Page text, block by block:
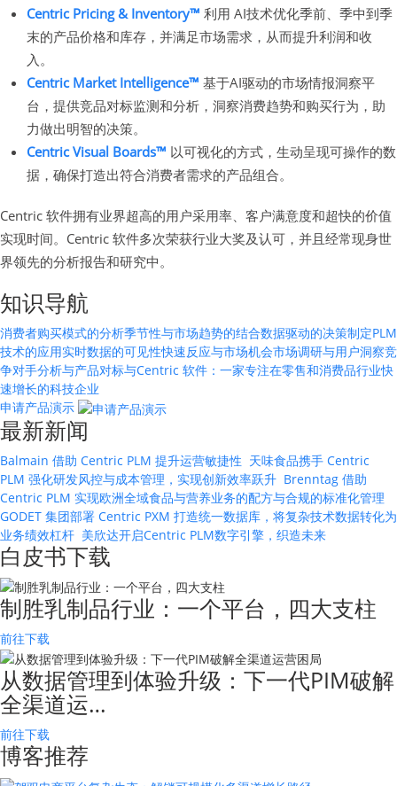
Centric Pricing & Inventory™ 利用 AI技术优化季前、季中到季
末的产品价格和库存，并满足市场需求，从而提升利润和收
入。
Centric Market Intelligence™ 基于AI驱动的市场情报洞察平
台，提供竞品对标监测和分析，洞察消费趋势和购买行为，助
力做出明智的决策。
Centric Visual Boards™ 以可视化的方式，生动呈现可操作的数
据，确保打造出符合消费者需求的产品组合。
Centric 软件拥有业界超高的用户采用率、客户满意度和超快的价值
实现时间。Centric 软件多次荣获行业大奖及认可，并且经常现身世
界领先的分析报告和研究中。
知识导航
消费者购买模式的分析季节性与市场趋势的结合数据驱动的决策制定PLM
技术的应用实时数据的可见性快速反应与市场机会市场调研与用户洞察竞
争对手分析与产品对标与Centric 软件：一家专注在零售和消费品行业快
速增长的科技企业
申请产品演示
最新新闻
Balmain 借助 Centric PLM 提升运营敏捷性 天味食品携手 Centric
PLM 强化研发风控与成本管理，实现创新效率跃升 Brenntag 借助
Centric PLM 实现欧洲全域食品与营养业务的配方与合规的标准化管理
GODET 集团部署 Centric PXM 打造统一数据库，将复杂技术数据转化为
业务绩效杠杆 美欣达开启Centric PLM数字引擎，织造未来
白皮书下载
制胜乳制品行业：一个平台，四大支柱
前往下载
从数据管理到体验升级：下一代PIM破解
全渠道运…
前往下载
博客推荐